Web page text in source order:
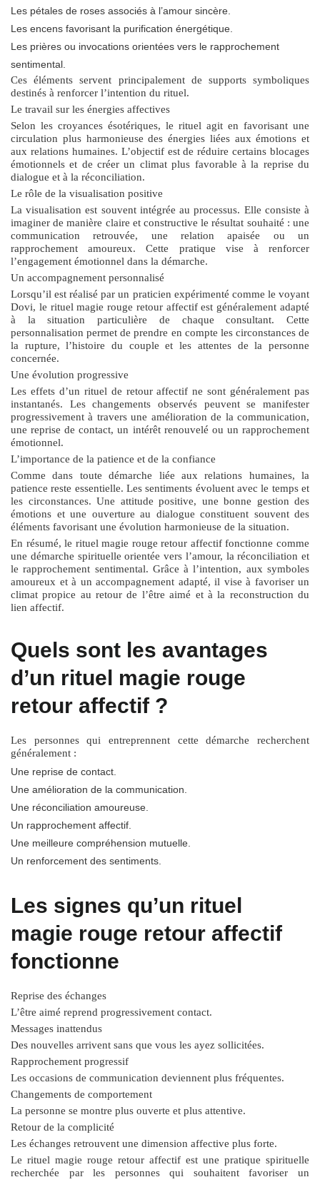
Les pétales de roses associés à l’amour sincère.
Les encens favorisant la purification énergétique.
Les prières ou invocations orientées vers le rapprochement
sentimental.
Ces éléments servent principalement de supports symboliques
destinés à renforcer l’intention du rituel.
Le travail sur les énergies affectives
Selon les croyances ésotériques, le rituel agit en favorisant une
circulation plus harmonieuse des énergies liées aux émotions et
aux relations humaines. L’objectif est de réduire certains blocages
émotionnels et de créer un climat plus favorable à la reprise du
dialogue et à la réconciliation.
Le rôle de la visualisation positive
La visualisation est souvent intégrée au processus. Elle consiste à
imaginer de manière claire et constructive le résultat souhaité : une
communication retrouvée, une relation apaisée ou un
rapprochement amoureux. Cette pratique vise à renforcer
l’engagement émotionnel dans la démarche.
Un accompagnement personnalisé
Lorsqu’il est réalisé par un praticien expérimenté comme le voyant
Dovi, le rituel magie rouge retour affectifest généralement adapté
à la situation particulière de chaque consultant. Cette
personnalisation permet de prendre en compte les circonstances de
la rupture, l’histoire du couple et les attentes de la personne
concernée.
Une évolution progressive
Les effets d’un rituel de retour affectif ne sont généralement pas
instantanés. Les changements observés peuvent se manifester
progressivement à travers une amélioration de la communication,
une reprise de contact, un intérêt renouvelé ou un rapprochement
émotionnel.
L’importance de la patience et de la confiance
Comme dans toute démarche liée aux relations humaines, la
patience reste essentielle. Les sentiments évoluent avec le temps et
les circonstances. Une attitude positive, une bonne gestion des
émotions et une ouverture au dialogue constituent souvent des
éléments favorisant une évolution harmonieuse de la situation.
En résumé, le rituel magie rouge retour affectiffonctionne comme
une démarche spirituelle orientée vers l’amour, la réconciliation et
le rapprochement sentimental. Grâce à l’intention, aux symboles
amoureux et à un accompagnement adapté, il vise à favoriser un
climat propice au retour de l’être aimé et à la reconstruction du
lien affectif.
Quels sont les avantages
d’un rituel magie rouge
retour affectif ?
Les personnes qui entreprennent cette démarche recherchent
généralement :
Une reprise de contact.
Une amélioration de la communication.
Une réconciliation amoureuse.
Un rapprochement affectif.
Une meilleure compréhension mutuelle.
Un renforcement des sentiments.
Les signes qu’un rituel
magie rouge retour affectif
fonctionne
Reprise des échanges
L’être aimé reprend progressivement contact.
Messages inattendus
Des nouvelles arrivent sans que vous les ayez sollicitées.
Rapprochement progressif
Les occasions de communication deviennent plus fréquentes.
Changements de comportement
La personne se montre plus ouverte et plus attentive.
Retour de la complicité
Les échanges retrouvent une dimension affective plus forte.
Le rituel magie rouge retour affectif est une pratique spirituelle
recherchée par les personnes qui souhaitent favoriser un